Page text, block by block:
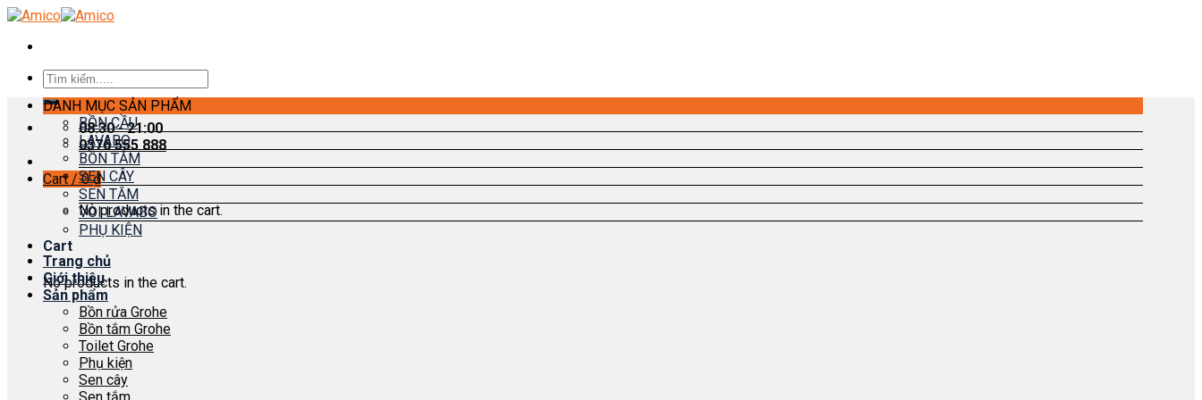
Skip
content
Search
for:
08:30 - 21:00
0376 555 888
Cart /0₫
No products in the cart.
Cart
No products in the cart.
DANH MỤC SẢN PHẨM
BỒN CẦU
LAVABO
BỒN TẮM
SEN CÂY
SEN TẮM
VÒI LAVABO
PHỤ KIỆN
Trang chủ
Giới thiệu
Sản phẩm
Bồn rửa Grohe
Bồn tắm Grohe
Toilet Grohe
Phụ kiện
Sen cây